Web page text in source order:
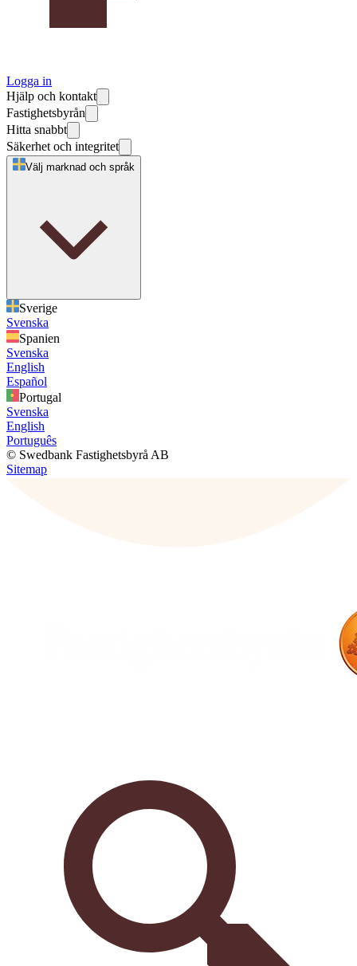
Logga in
Hjälp och kontakt
Fastighetsbyrån
Hitta snabbt
Säkerhet och integritet
Välj marknad och språk
Sverige
Svenska
Spanien
Svenska
English
Español
Portugal
Svenska
English
Português
© Swedbank Fastighetsbyrå AB
Sitemap